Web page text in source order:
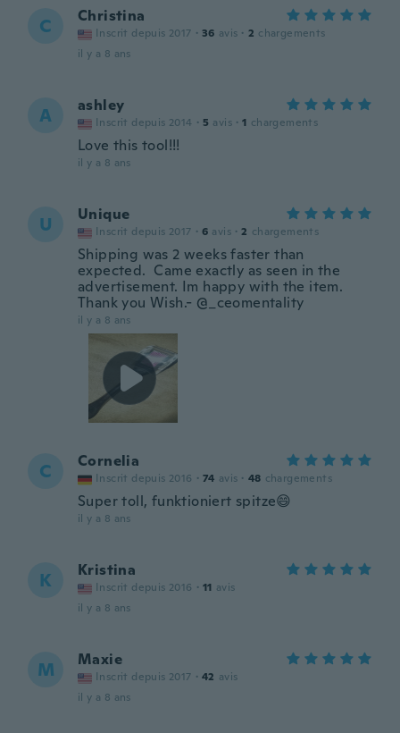
C Christina
Inscrit depuis 2017 · 36 avis · 2 chargements
il y a 8 ans
A ashley
Inscrit depuis 2014 · 5 avis · 1 chargements
Love this tool!!!
il y a 8 ans
U Unique
Inscrit depuis 2017 · 6 avis · 2 chargements
Shipping was 2 weeks faster than
expected. Came exactly as seen in the
advertisement. Im happy with the item.
Thank you Wish.- @_ceomentality
il y a 8 ans
C Cornelia
Inscrit depuis 2016 · 74 avis · 48 chargements
Super toll, funktioniert spitze😄
il y a 8 ans
K Kristina
Inscrit depuis 2016 · 11 avis
il y a 8 ans
M Maxie
Inscrit depuis 2017 · 42 avis
il y a 8 ans